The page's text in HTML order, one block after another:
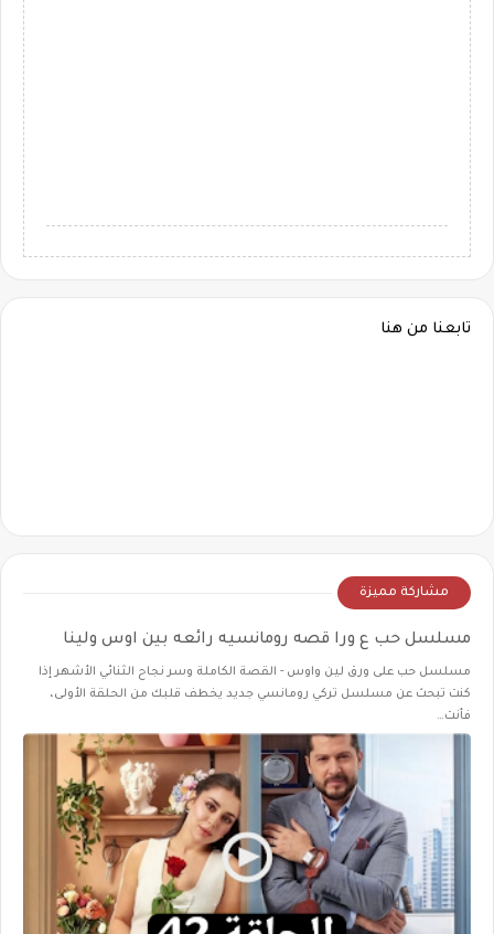
تابعنا من هنا
مشاركة مميزة
مسلسل حب ع ورا قصه رومانسيه رائعه بين اوس ولينا
مسلسل حب على ورق لين واوس - القصة الكاملة وسر نجاح الثنائي الأشهر إذا
كنت تبحث عن مسلسل تركي رومانسي جديد يخطف قلبك من الحلقة الأولى،
فأنت…